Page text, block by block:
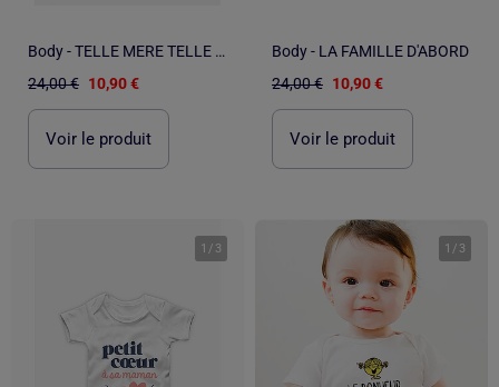
Body - TELLE MERE TELLE FILLE
24,00 € 10,90 €
Voir le produit
Body - LA FAMILLE D'ABORD
24,00 € 10,90 €
Voir le produit
1 / 3 1 / 3